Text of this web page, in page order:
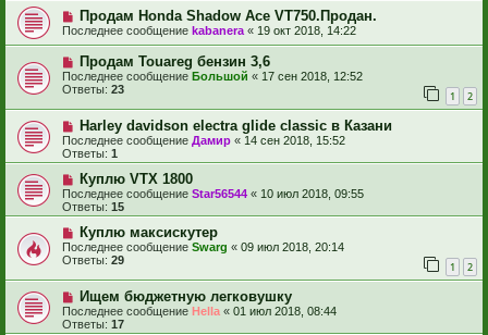
Продам Honda Shadow Ace VT750.Продан.
Последнее сообщение kabanera « 19 окт 2018, 14:22
Продам Touareg бензин 3,6
Последнее сообщение Большой « 17 сен 2018, 12:52
Ответы: 23 1 2
Harley davidson electra glide classic в Казани
Последнее сообщение Дамир « 14 сен 2018, 15:52
Ответы: 1
Куплю VTX 1800
Последнее сообщение Star56544 « 10 июл 2018, 09:55
Ответы: 15
Куплю максискутер
Последнее сообщение Swarg « 09 июл 2018, 20:14
Ответы: 29 1 2
Ищем бюджетную легковушку
Последнее сообщение Hella « 01 июл 2018, 08:44
Ответы: 17